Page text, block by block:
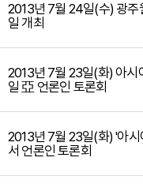
2013년 7월 24일(수) 광
일 개최
2013년 7월 23일(화) 아시
일 亞 언론인 토론회
2013년 7월 23일(화) '아
서 언론인 토론회